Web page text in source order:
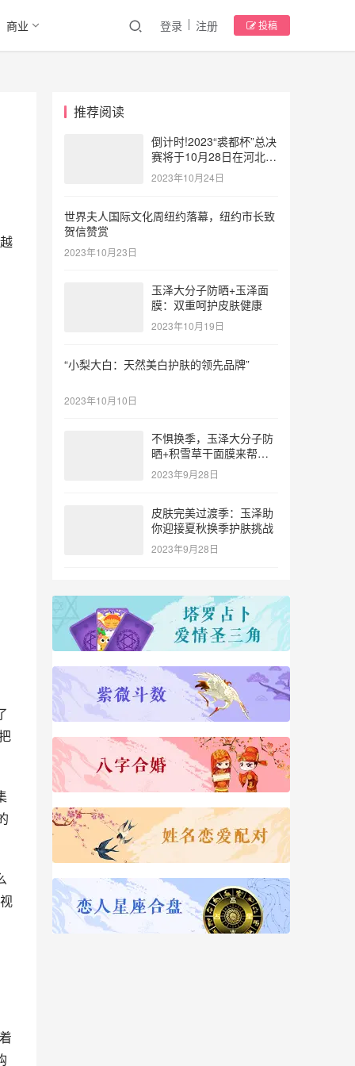
商业 登录 注册 投稿
推荐阅读
倒计时!2023“裘都杯”总决
赛将于10月28日在河北大
营点燃时尚风暴
2023年10月24日
世界夫人国际文化周纽约落幕，纽约市长致
贺信赞赏
2023年10月23日
玉泽大分子防晒+玉泽面
膜：双重呵护皮肤健康
2023年10月19日
“小梨大白：天然美白护肤的领先品牌”
2023年10月10日
不惧换季，玉泽大分子防
晒+积雪草干面膜来帮
忙！
2023年9月28日
皮肤完美过渡季：玉泽助
你迎接夏秋换季护肤挑战
2023年9月28日